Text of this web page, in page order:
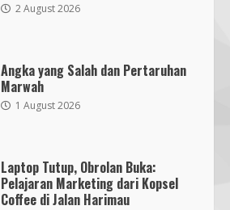
2 August 2026
Angka yang Salah dan Pertaruhan
Marwah
1 August 2026
Laptop Tutup, Obrolan Buka:
Pelajaran Marketing dari Kopsel
Coffee di Jalan Harimau